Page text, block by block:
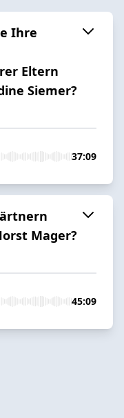
Ihre
Eltern
Siemer?
37:09
Mager?
45:09